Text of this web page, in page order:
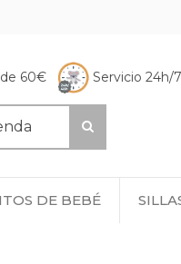
de 60€ Servicio 24h/
DE BEBÉ